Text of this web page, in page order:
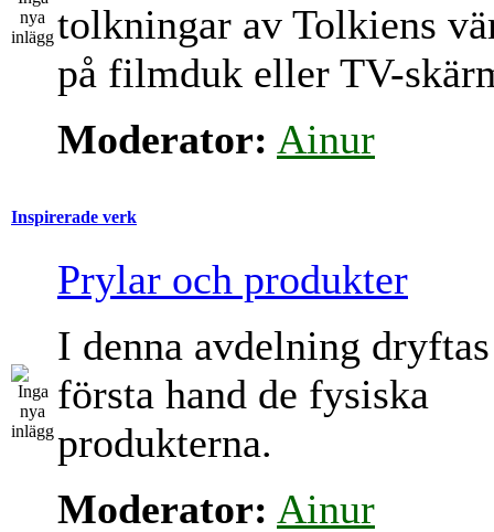
tolkningar av Tolkiens
på filmduk eller TV-
Moderator: Ainur
Inspirerade verk
Prylar och produkter
I denna avdelning
första hand de fysiska
produkterna.
Moderator: Ainur